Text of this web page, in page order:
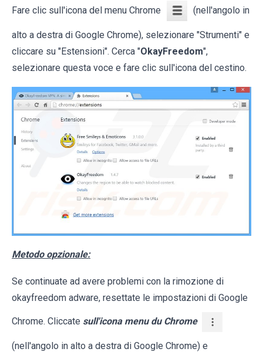
Fare clic sull'icona del menu Chrome (nell'angolo in
alto a destra di Google Chrome), selezionare "Strumenti" e
cliccare su "Estensioni". Cerca "OkayFreedom",
selezionare questa voce e fare clic sull'icona del cestino.
Metodo opzionale:
Se continuate ad avere problemi con la rimozione di
okayfreedom adware, resettate le impostazioni di Google
Chrome. Cliccate sull'icona menu du Chrome
(nell'angolo in alto a destra di Google Chrome) e